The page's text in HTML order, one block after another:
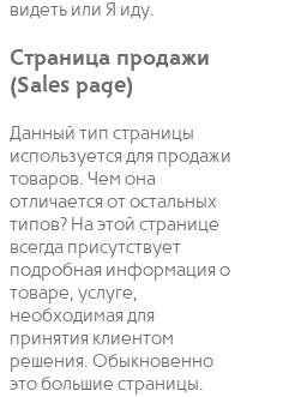
видеть или Я иду.
Страница продажи
(Sales page)
Данный тип страницы
используется для продажи
товаров. Чем она
отличается от остальных
типов? На этой странице
всегда присутствует
подробная информация о
товаре, услуге,
необходимая для
принятия клиентом
решения. Обыкновенно
это большие страницы.